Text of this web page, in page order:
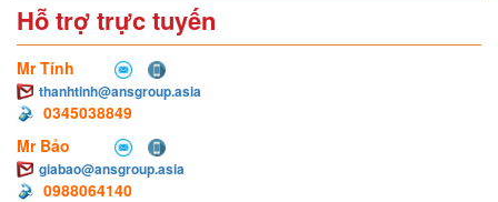
Hỗ trợ trực tuyến
Mr Tính
thanhtinh@ansgroup.asia
0345038849
Mr Bảo
giabao@ansgroup.asia
0988064140